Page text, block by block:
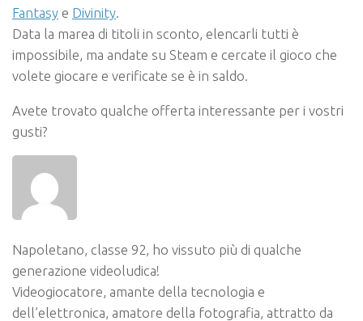
Fantasy e Divinity.
Data la marea di titoli in sconto, elencarli tutti è
impossibile, ma andate su Steam e cercate il gioco che
volete giocare e verificate se è in saldo.
Avete trovato qualche offerta interessante per i vostri
gusti?
Napoletano, classe 92, ho vissuto più di qualche
generazione videoludica!
Videogiocatore, amante della tecnologia e
dell’elettronica, amatore della fotografia, attratto da